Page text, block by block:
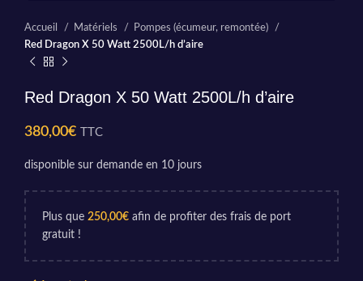
Accueil Matériels
Pompes (écumeur, remontée)
Red Dragon X 50 Watt 2500L/h d’aire
Red Dragon X 50 Watt 2500L/h d’aire
380,00€ TTC
disponible sur demande en 10 jours
Plus que 250,00€ afin de profiter des frais de port
gratuit !